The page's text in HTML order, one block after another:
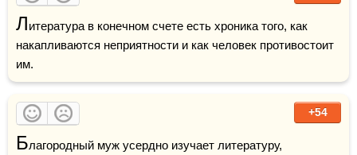
Литература в конечном счете есть хроника того, как
накапливаются неприятности и как человек противостоит
им.
+54
Благородный муж усердно изучает литературу,